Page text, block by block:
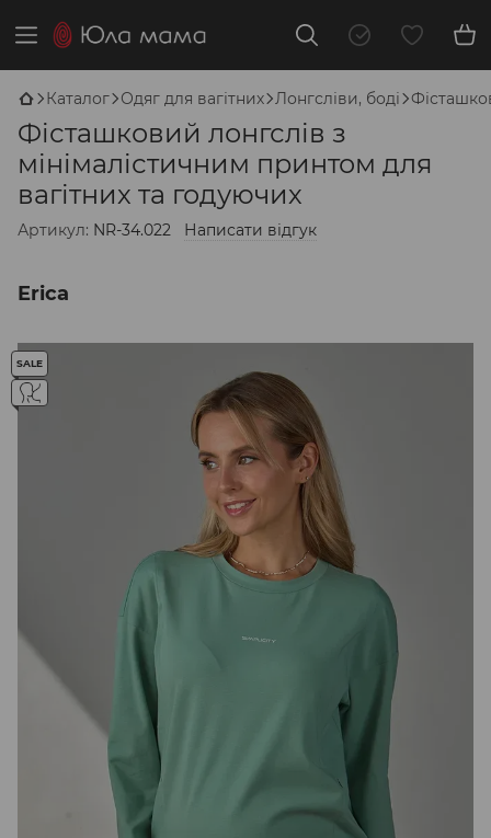
Каталог Одяг для вагітних Лонгсліви, боді
Фісташковий лонгслів з
мінімалістичним принтом для
вагітних та годуючих
Артикул: NR-34.022 Написати відгук
Erica
SALE